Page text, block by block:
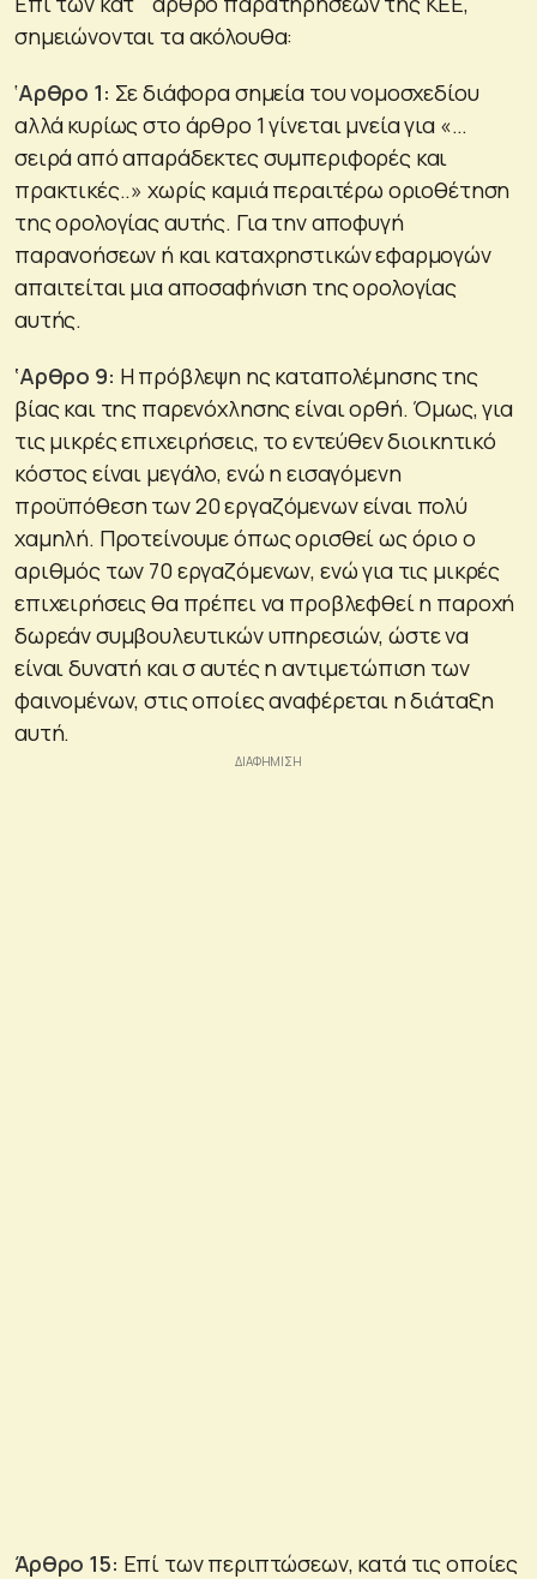
σημειώνονται τα ακόλουθα:
‘Αρθρο 1: Σε διάφορα σημεία του νομοσχεδίου
αλλά κυρίως στο άρθρο 1 γίνεται μνεία για «…
σειρά από απαράδεκτες συμπεριφορές και
πρακτικές..» χωρίς καμιά περαιτέρω οριοθέτηση
της ορολογίας αυτής. Για την αποφυγή
παρανοήσεων ή και καταχρηστικών εφαρμογών
απαιτείται μια αποσαφήνιση της ορολογίας
αυτής.
‘Αρθρο 9: Η πρόβλεψη ης καταπολέμησης της
βίας και της παρενόχλησης είναι ορθή. Όμως, για
τις μικρές επιχειρήσεις, το εντεύθεν διοικητικό
κόστος είναι μεγάλο, ενώ η εισαγόμενη
προϋπόθεση των 20 εργαζόμενων είναι πολύ
χαμηλή. Προτείνουμε όπως ορισθεί ως όριο ο
αριθμός των 70 εργαζόμενων, ενώ για τις μικρές
επιχειρήσεις θα πρέπει να προβλεφθεί η παροχή
δωρεάν συμβουλευτικών υπηρεσιών, ώστε να
είναι δυνατή και σ αυτές η αντιμετώπιση των
φαινομένων, στις οποίες αναφέρεται η διάταξη
αυτή.
Άρθρο 15: Επί των περιπτώσεων, κατά τις οποίες